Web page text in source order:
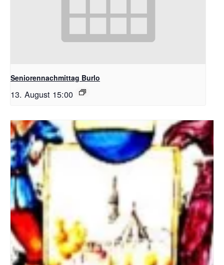
Seniorennachmittag Burlo
13. August 15:00